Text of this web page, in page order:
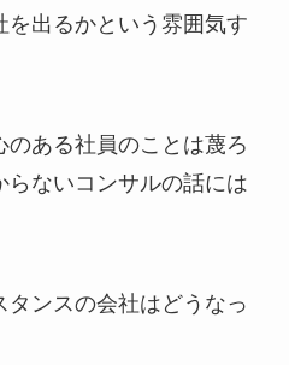
出るかという雰囲気す
ある社員のことは蔑ろ
らないコンサルの話には
タンスの会社はどうなっ